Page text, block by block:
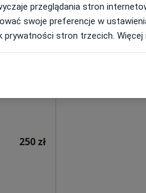
250 zł
Dziś
przeglądania stron
swoje preferencje w
prywatności stron trzecich.